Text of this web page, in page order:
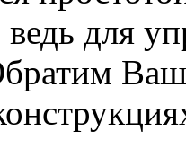
ведь для